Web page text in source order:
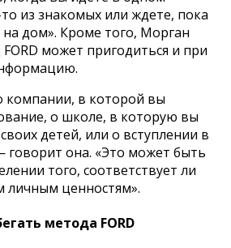
из знакомых или ждете, пока
на дом». Кроме того, Морган
может пригодиться и при
компании, в которой вы
о школе, в которую вы
детей, или о вступлении в
говорит она. «Это может быть
того, соответствует ли
личным ценностям».
метода FORD